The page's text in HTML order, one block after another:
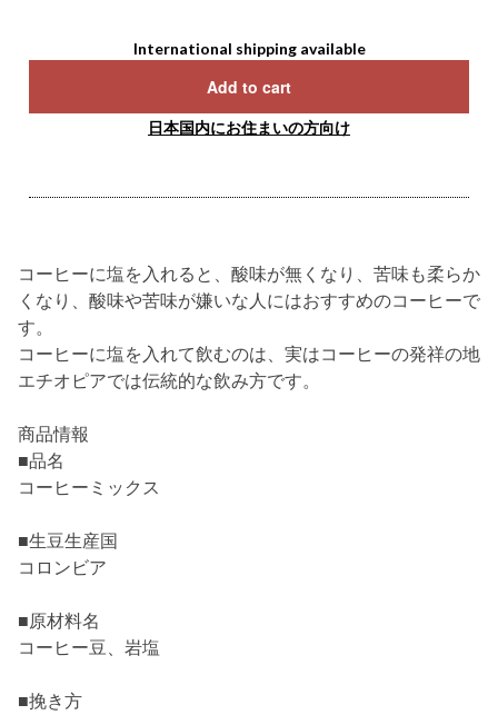
International shipping available
Add to cart
日本国内にお住まいの方向け
コーヒーに塩を入れると、酸味が無くなり、苦味も柔らか
くなり、酸味や苦味が嫌いな人にはおすすめのコーヒーで
す。
コーヒーに塩を入れて飲むのは、実はコーヒーの発祥の地
エチオピアでは伝統的な飲み方です。
商品情報
■品名
コーヒーミックス
■生豆生産国
コロンビア
■原材料名
コーヒー豆、岩塩
■挽き方